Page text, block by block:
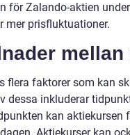
för Zalando-aktien
mer prisfluktuationer.
flera faktorer som kan
dessa inkluderar
kan